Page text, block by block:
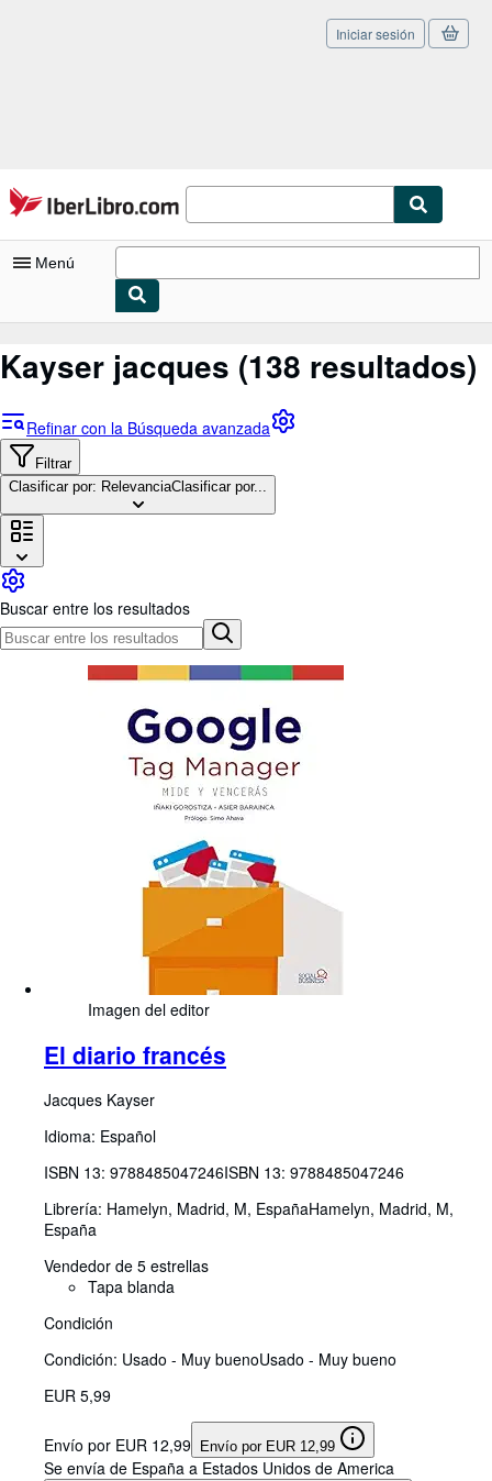
Pasar al contenido principal
IberLibro.com
Iniciar sesión
Menú
Consultar mis pedidos
Cerrar sesión
Búsqueda avanzada
Colecciones
Libros antiguos
Arte y coleccionismo
Vendedores
Comenzar a vender
CERRAR
Kayser jacques (138 resultados)
Refinar con la Búsqueda avanzada
Filtrar
Clasificar por: RelevanciaClasificar por...
Buscar entre los resultados
Imagen del editor
El diario francés
Jacques Kayser
Idioma: Español
ISBN 13: 9788485047246ISBN 13: 9788485047246
Librería: Hamelyn, Madrid, M, EspañaHamelyn, Madrid, M,
España
Vendedor de 5 estrellas
Tapa blanda
Condición
Condición: Usado - Muy buenoUsado - Muy bueno
EUR 5,99
Envío por EUR 12,99 Envío por EUR 12,99
Se envía de España a Estados Unidos de America